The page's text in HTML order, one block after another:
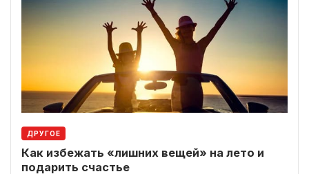
ДРУГОЕ
Как избежать «лишних вещей» на лето и
подарить счастье